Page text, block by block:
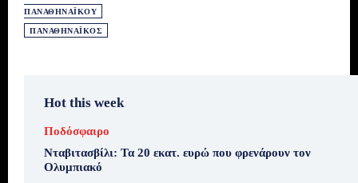
ΠΑΝΑΘΗΝΑΪΚΟΎ
ΠΑΝΑΘΗΝΑΪΚΌΣ
Hot this week
Ποδόσφαιρο
Νταβιτασβίλι: Τα 20 εκατ. ευρώ που φρενάρουν τον
Ολυμπιακό